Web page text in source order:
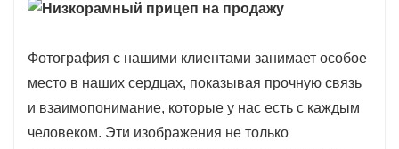
Фотография с нашими клиентами занимает особое
место в наших сердцах, показывая прочную связь
и взаимопонимание, которые у нас есть с каждым
человеком. Эти изображения не только